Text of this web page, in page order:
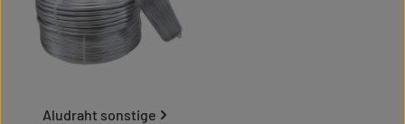
Aludraht sonstige